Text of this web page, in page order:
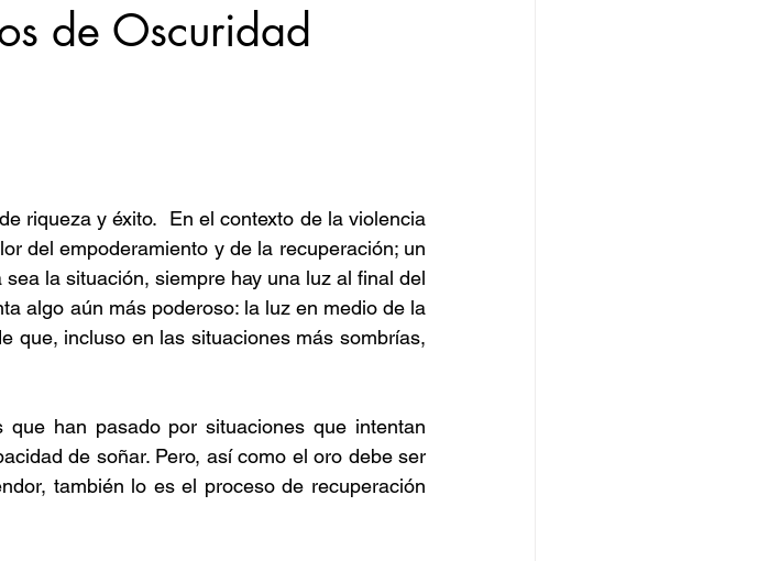
de Oscuridad
riqueza y éxito.  En el contexto de la violencia
del empoderamiento y de la recuperación; un
la situación, siempre hay una luz al final del
algo aún más poderoso: la luz en medio de la
que, incluso en las situaciones más sombrías,
han pasado por situaciones que intentan
de soñar. Pero, así como el oro debe ser
también lo es el proceso de recuperación